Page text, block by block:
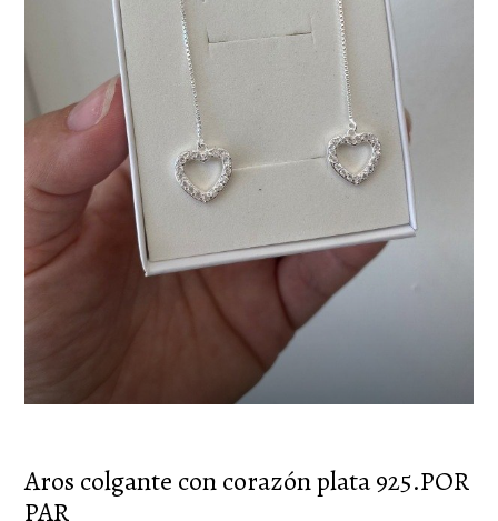
Aros colgante con corazón plata 925.POR
PAR